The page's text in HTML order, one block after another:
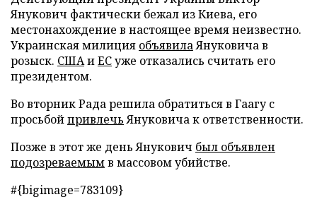
Янукович фактически бежал из Киева, его
местонахождение в настоящее время неизвестно.
Украинская милиция объявилаЯнуковича в
розыск. СШАиЕСуже отказались считать его
президентом.
Во вторник Рада решила обратиться в Гаагу с
просьбойпривлечьЯнуковича к ответственности.
Позже в этот же день Янукович был объявлен
подозреваемымв массовом убийстве.
#{bigimage=783109}